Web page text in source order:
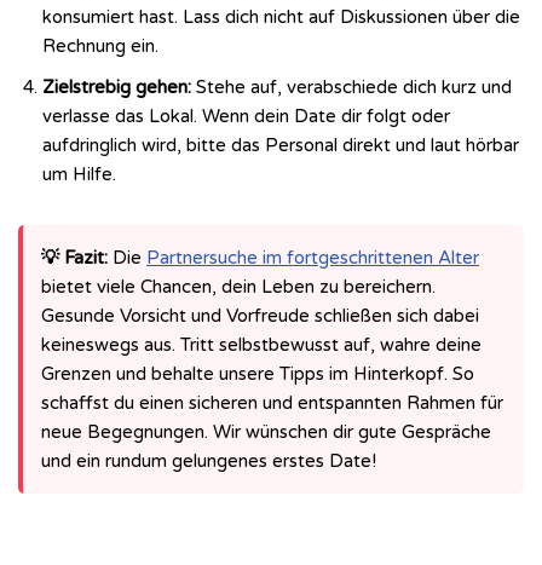
konsumiert hast. Lass dich nicht auf Diskussionen über die
Rechnung ein.
Zielstrebig gehen: Stehe auf, verabschiede dich kurz und
verlasse das Lokal. Wenn dein Date dir folgt oder
aufdringlich wird, bitte das Personal direkt und laut hörbar
um Hilfe.
💡 Fazit: Die Partnersuche im fortgeschrittenen Alter
bietet viele Chancen, dein Leben zu bereichern.
Gesunde Vorsicht und Vorfreude schließen sich dabei
keineswegs aus. Tritt selbstbewusst auf, wahre deine
Grenzen und behalte unsere Tipps im Hinterkopf. So
schaffst du einen sicheren und entspannten Rahmen für
neue Begegnungen. Wir wünschen dir gute Gespräche
und ein rundum gelungenes erstes Date!